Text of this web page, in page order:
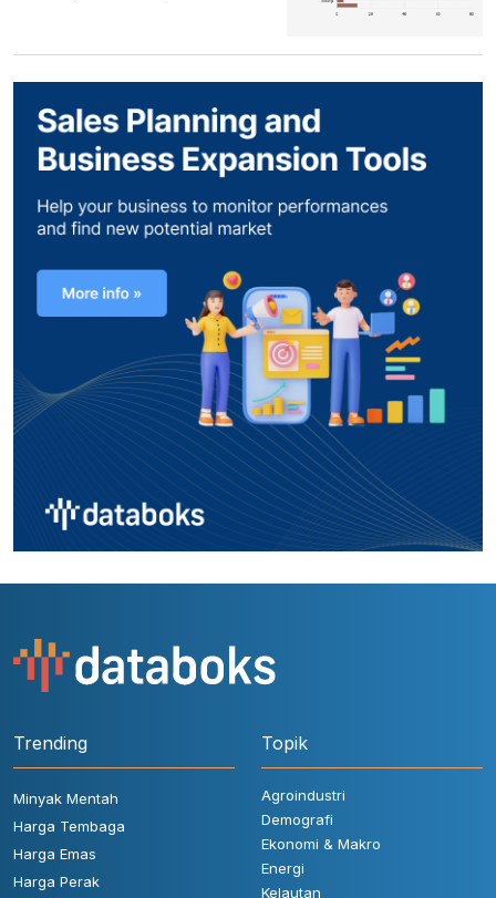
Trending
Minyak Mentah
Harga Tembaga
Harga Emas
Harga Perak
Topik
Agroindustri
Demografi
Ekonomi & Makro
Energi
Kelautan